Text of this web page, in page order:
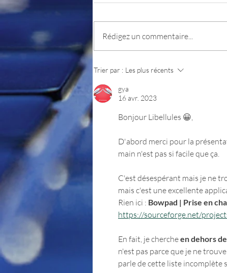
QPrompt
Rédigez un commentaire...
Trier par : Les plus récents
gya
16 avr. 2023
Bonjour Libellules 😀,
D'abord merci pour la
main n'est pas si facile que ça.
C'est désespérant mais je ne
mais c'est une excellente
Rien ici : Bowpad | Prise en
https://sourceforge.net/
En fait, je cherche en dehors
n'est pas parce que je ne
parle de cette liste incomplète